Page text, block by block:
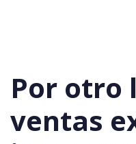
Por otro
ventas